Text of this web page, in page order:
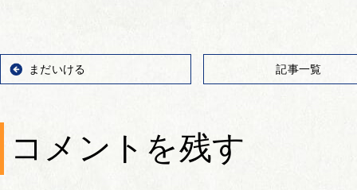
まだいける 記事一覧
コメントを残す